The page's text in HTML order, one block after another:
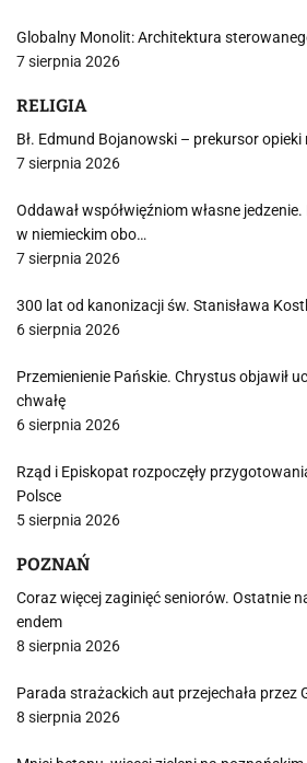
Globalny Monolit: Architektura
7 sierpnia 2026
RELIGIA
Bł. Edmund Bojanowski – prekursor
7 sierpnia 2026
Oddawał współwięźniom własne jedzenie.
w niemieckim obo…
7 sierpnia 2026
300 lat od kanonizacji św. Stanisława
6 sierpnia 2026
Przemienienie Pańskie. Chrystus objawił
chwałę
6 sierpnia 2026
Rząd i Episkopat rozpoczęły
Polsce
5 sierpnia 2026
POZNAŃ
Coraz więcej zaginięć seniorów. Ostatnie
endem
8 sierpnia 2026
Parada strażackich aut przejechała przez
8 sierpnia 2026